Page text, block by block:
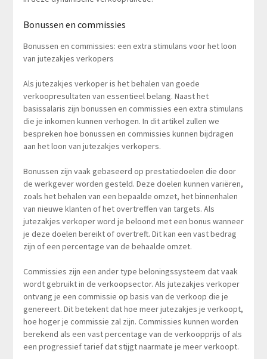
Bonussen en commissies
Bonussen en commissies: een extra stimulans voor het loon
van jutezakjes verkopers
Als jutezakjes verkoper is het behalen van goede
verkoopresultaten van essentieel belang. Naast het
basissalaris zijn bonussen en commissies een extra stimulans
die je inkomen kunnen verhogen. In dit artikel zullen we
bespreken hoe bonussen en commissies kunnen bijdragen
aan het loon van jutezakjes verkopers.
Bonussen zijn vaak gebaseerd op prestatiedoelen die door
de werkgever worden gesteld. Deze doelen kunnen variëren,
zoals het behalen van een bepaalde omzet, het binnenhalen
van nieuwe klanten of het overtreffen van targets. Als
jutezakjes verkoper word je beloond met een bonus wanneer
je deze doelen bereikt of overtreft. Dit kan een vast bedrag
zijn of een percentage van de behaalde omzet.
Commissies zijn een ander type beloningssysteem dat vaak
wordt gebruikt in de verkoopsector. Als jutezakjes verkoper
ontvang je een commissie op basis van de verkoop die je
genereert. Dit betekent dat hoe meer jutezakjes je verkoopt,
hoe hoger je commissie zal zijn. Commissies kunnen worden
berekend als een vast percentage van de verkoopprijs of als
een progressief tarief dat stijgt naarmate je meer verkoopt.